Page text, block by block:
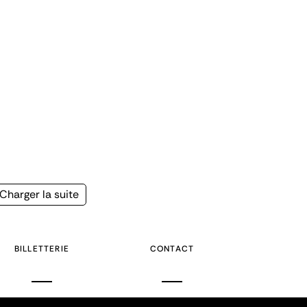
Page
Charger la suite
BILLETTERIE CONTACT